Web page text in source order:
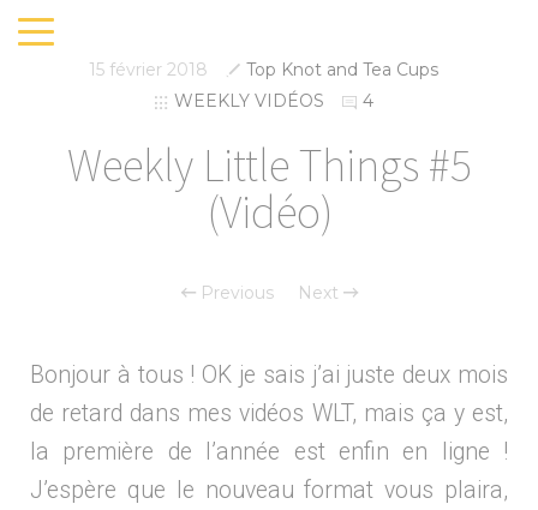
15 février 2018
Top Knot and Tea Cups
WEEKLY VIDÉOS
4
Weekly Little Things #5
(Vidéo)
Previous Next
Bonjour à tous ! OK je sais j’ai juste deux mois
de retard dans mes vidéos WLT, mais ça y est,
la première de l’année est enfin en ligne !
J’espère que le nouveau format vous plaira,